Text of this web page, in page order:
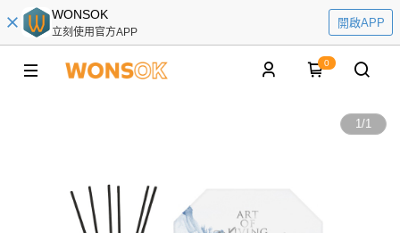
WONSOK
立刻使用官方APP
開啟APP
0
1/1